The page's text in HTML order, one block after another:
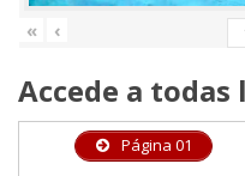
« ‹
Accede a todas
Página 01